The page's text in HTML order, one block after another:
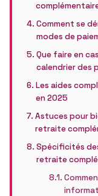
Comment se
modes de
Que faire en
calendrier des
Les aides
en 2025
Astuces pour
retraite
Spécificités
retraite